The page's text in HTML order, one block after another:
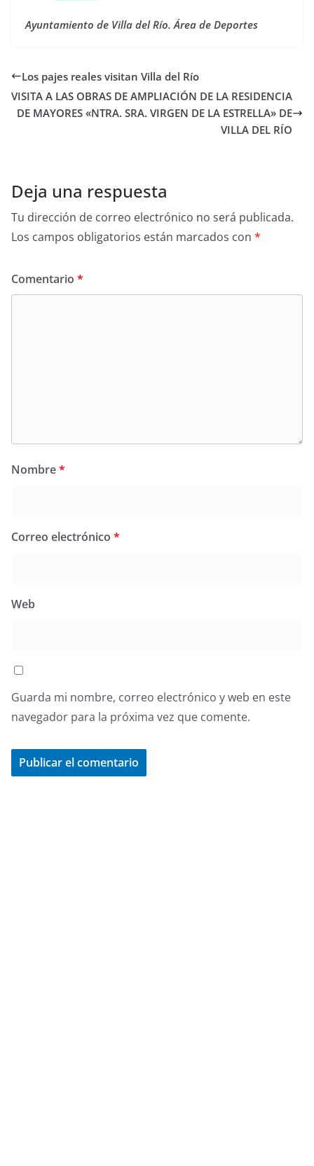
Ayuntamiento de Villa del Río. Área de Deportes
Los pajes reales visitan Villa del Río
VISITA A LAS OBRAS DE AMPLIACIÓN DE LA RESIDENCIA
DE MAYORES «NTRA. SRA. VIRGEN DE LA ESTRELLA» DE
VILLA DEL RÍO
Deja una respuesta
Tu dirección de correo electrónico no será publicada.
Los campos obligatorios están marcados con *
Comentario *
Nombre*
Correo electrónico *
Web
Guarda mi nombre, correo electrónico y web en este
navegador para la próxima vez que comente.